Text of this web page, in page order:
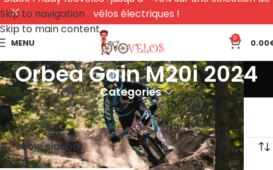
Skip to navigation
Skip to main content
MENU 0 0.00
Orbea Gain M20i 2024
Categories
Accueil Produits identifiés “Orbea Gain M20i 2024”
Voici le seul résultat
Show sidebar
vélos électriques !